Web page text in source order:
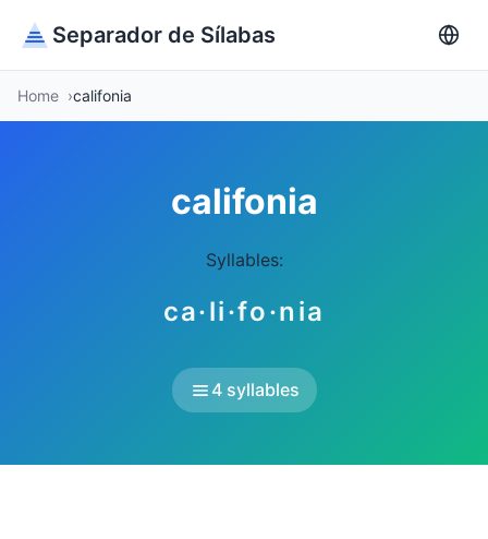
Separador de Sílabas
Home califonia
califonia
Syllables:
ca·li·fo·nia
4 syllables